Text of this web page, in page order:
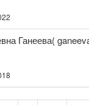
Ганеева(